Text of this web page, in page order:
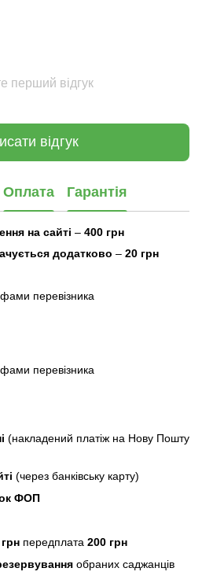
перший відгук
відгук
Оплата Гарантія
на сайті – 400 грн
додатково – 20 грн
перевізника
перевізника
(накладений платіж на Нову Пошту
(через банківську карту)
ФОП
передплата 200 грн
обраних саджанців